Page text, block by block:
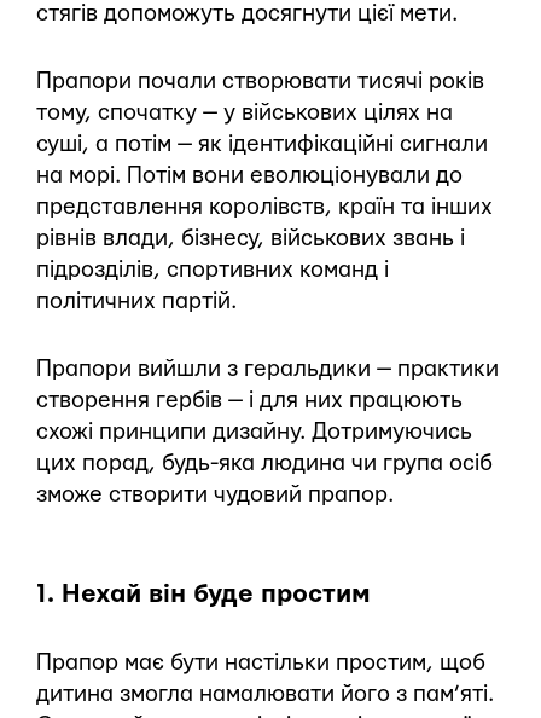
стягів допоможуть досягнути цієї мети.
Прапори почали створювати тисячі років
тому, спочатку — у військових цілях на
суші, а потім — як ідентифікаційні сигнали
на морі. Потім вони еволюціонували до
представлення королівств, країн та інших
рівнів влади, бізнесу, військових звань і
підрозділів, спортивних команд і
політичних партій.
Прапори вийшли з геральдики — практики
створення гербів — і для них працюють
схожі принципи дизайну. Дотримуючись
цих порад, будь-яка людина чи група осіб
зможе створити чудовий прапор.
1. Нехай він буде простим
Прапор має бути настільки простим, щоб
дитина змогла намалювати його з пам’яті.